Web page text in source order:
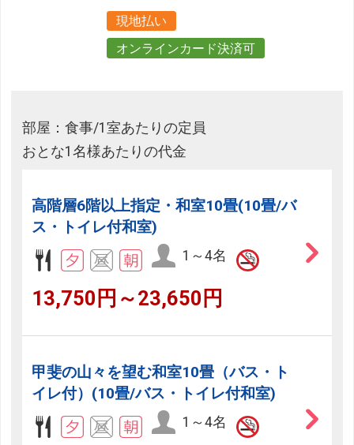
現地払い
オンラインカード決済可
部屋：食事/1室あたりの定員
おとな1名様あたりの代金
高階層6階以上指定・和室10畳(10畳/バ
ス・トイレ付和室)
1～4名
13,750円～23,650円
甲斐の山々を望む和室10畳（バス・ト
イレ付）(10畳/バス・トイレ付和室)
1～4名